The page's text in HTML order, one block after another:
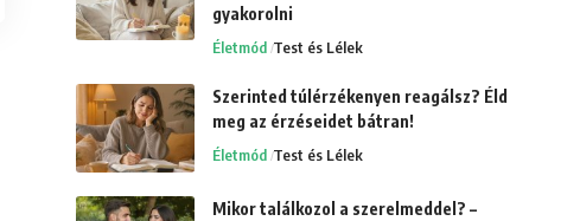
gyakorolni
Életmód Test és Lélek
Szerinted túlérzékenyen reagálsz? Éld
meg az érzéseidet bátran!
Életmód Test és Lélek
Mikor találkozol a szerelmeddel? –